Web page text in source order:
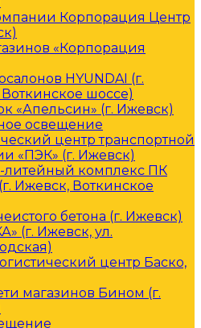
Корпорация Центр
«Корпорация
HYUNDAI (г.
шоссе)
«Апельсин» (г. Ижевск)
освещение
центр транспортной
«ПЭК» (г. Ижевск)
литейный комплекс ПК
Ижевск, Воткинское
бетона (г. Ижевск)
(г. Ижевск, ул.
центр Баско,
магазинов Бином (г.